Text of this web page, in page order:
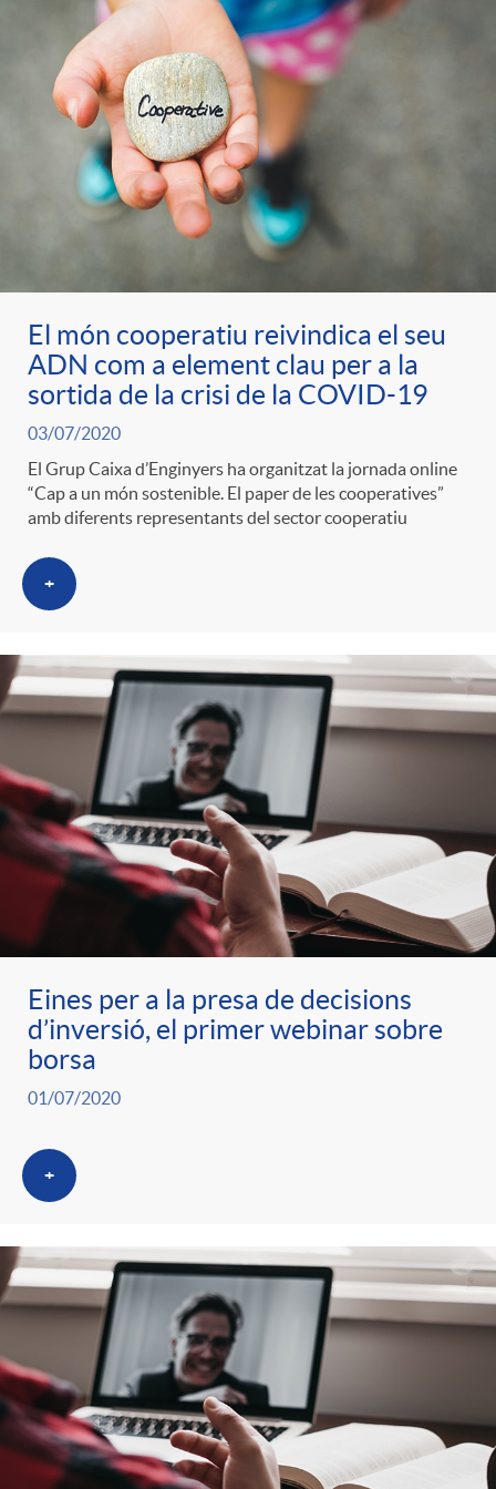
C
a
t
e
g
o
r
i
a
s
s
El món cooperatiu reivindica el seu
ADN com a element clau per a la
sortida de la crisi de la COVID-19
03/07/2020
El Grup Caixa d’Enginyers ha organitzat la jornada online
“Cap a un món sostenible. El paper de les cooperatives”
amb diferents representants del sector cooperatiu
+
Eines per a la presa de decisions
d’inversió, el primer webinar sobre
borsa
01/07/2020
+